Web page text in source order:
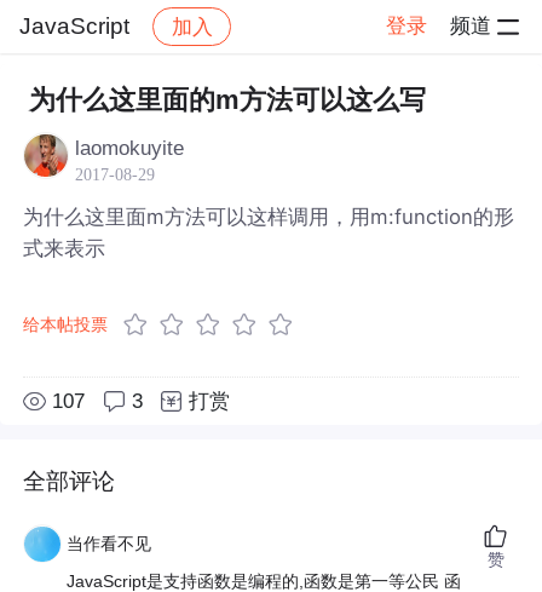
JavaScript 加入 登录 频道
社区 JavaScript 帖子详情
为什么这里面的m方法可以这么写
laomokuyite
2017-08-29
为什么这里面m方法可以这样调用，用m:function的形
式来表示
给本帖投票
107 3 打赏
全部评论
当作看不见
JavaScript是支持函数是编程的,函数是第一等公民 函
赞